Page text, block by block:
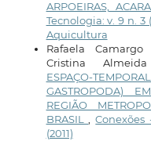
ARPOEIRAS,
Tecnologia: v. 9 n. 3
Aquicultura
Rafaela
Cristina
ESPAÇO-
GASTROPODA)
REGIÃO
BRASIL,Conexões
(2011)